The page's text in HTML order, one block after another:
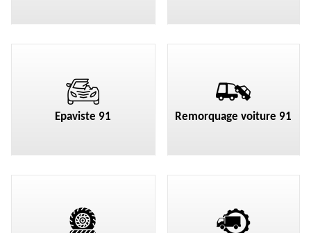
Epaviste 91 Remorquage voiture 91